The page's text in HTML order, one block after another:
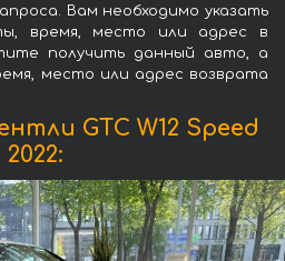
Вам необходимо указать
время, место или адрес в
получить данный авто, а
место или адрес возврата
GTC W12 Speed
2022: